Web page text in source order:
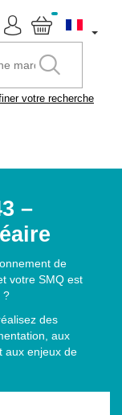
votre recherche
–
de
votre SMQ est
?
des
aux
aux enjeux de